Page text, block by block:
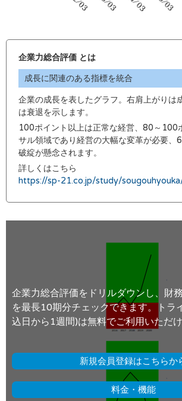
企業力総合評価 とは
成長に関連のある指標を統合
企業の成長を表したグラフ。右肩上がりは
は衰退を示します。
100ポイント以上は正常な経営、80～100
サル領域であり経営の大幅な変革が必要、
破綻が懸念されます。
詳しくはこちら
https://sp-21.co.jp/study/
企業力総合評価をドリルダウンし、財
を最長10期分チェックできます。トラ
込日から1週間)は無料でご利用いただけ
新規会員登録はこちらか
料金・機能